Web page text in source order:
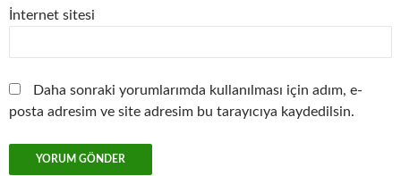
İnternet sitesi
Daha sonraki yorumlarımda kullanılması için adım, e-
posta adresim ve site adresim bu tarayıcıya kaydedilsin.